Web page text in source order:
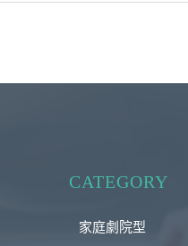
CATEGORY
家庭劇院型